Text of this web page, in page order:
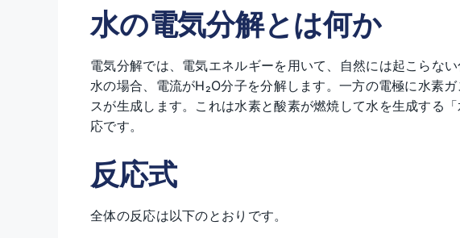
水の電気分解とは何か
電気分解では、電気エネルギーを用いて、自然には起こらな
水の場合、電流がH₂O分子を分解します。一方の電極に水素
スが生成します。これは水素と酸素が燃焼して水を生成する
応です。
反応式
全体の反応は以下のとおりです。